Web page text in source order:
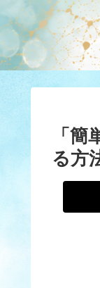
「
る方